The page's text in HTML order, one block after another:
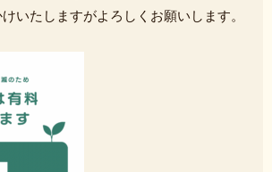
いたしますがよろしくお願いします。